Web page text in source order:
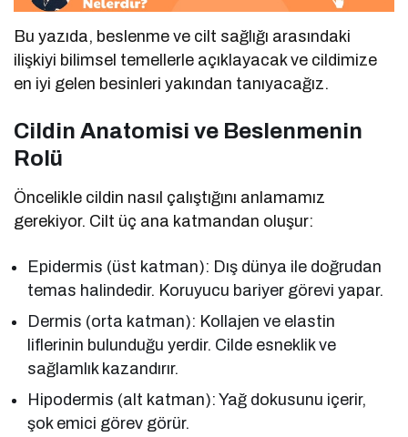
Bu yazıda, beslenme ve cilt sağlığı arasındaki
ilişkiyi bilimsel temellerle açıklayacak ve cildimize
en iyi gelen besinleri yakından tanıyacağız.
Cildin Anatomisi ve Beslenmenin
Rolü
Öncelikle cildin nasıl çalıştığını anlamamız
gerekiyor. Cilt üç ana katmandan oluşur:
Epidermis (üst katman): Dış dünya ile doğrudan
temas halindedir. Koruyucu bariyer görevi yapar.
Dermis (orta katman): Kollajen ve elastin
liflerinin bulunduğu yerdir. Cilde esneklik ve
sağlamlık kazandırır.
Hipodermis (alt katman): Yağ dokusunu içerir,
şok emici görev görür.